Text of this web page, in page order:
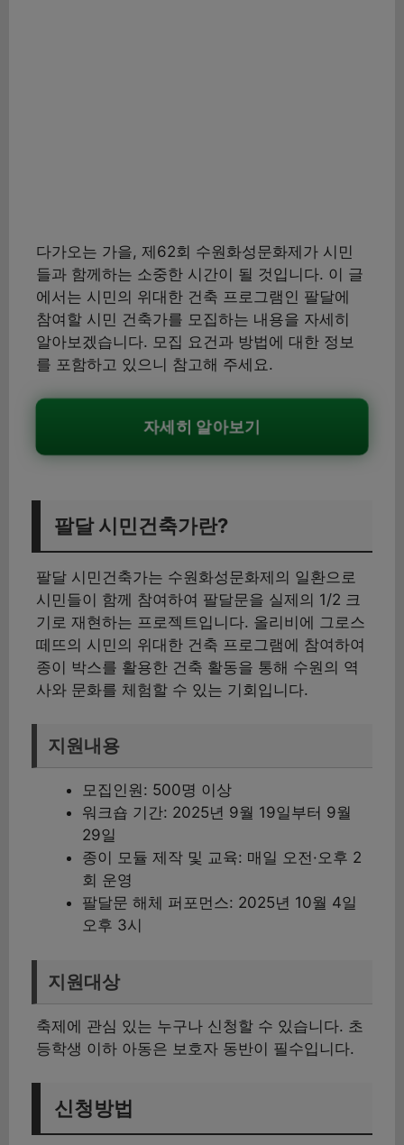
다가오는 가을, 제62회 수원화성문화제가 시민
들과 함께하는 소중한 시간이 될 것입니다. 이 글
에서는 시민의 위대한 건축 프로그램인 팔달에
참여할 시민 건축가를 모집하는 내용을 자세히
알아보겠습니다. 모집 요건과 방법에 대한 정보
를 포함하고 있으니 참고해 주세요.
자세히 알아보기
팔달 시민건축가란?
팔달 시민건축가는 수원화성문화제의 일환으로
시민들이 함께 참여하여 팔달문을 실제의 1/2 크
기로 재현하는 프로젝트입니다. 올리비에 그로스
떼뜨의 시민의 위대한 건축 프로그램에 참여하여
종이 박스를 활용한 건축 활동을 통해 수원의 역
사와 문화를 체험할 수 있는 기회입니다.
지원내용
모집인원: 500명 이상
워크숍 기간: 2025년 9월 19일부터 9월
29일
종이 모듈 제작 및 교육: 매일 오전·오후 2
회 운영
팔달문 해체 퍼포먼스: 2025년 10월 4일
오후 3시
지원대상
축제에 관심 있는 누구나 신청할 수 있습니다. 초
등학생 이하 아동은 보호자 동반이 필수입니다.
신청방법